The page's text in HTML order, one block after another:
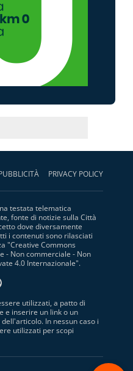
PRIVACY POLICY
testata telematica
fonte di notizie sulla Città
dove diversamente
i contenuti sono rilasciati
"Creative Commons
- Non commerciale - Non
4.0 Internazionale".
utilizzati, a patto di
e inserire un link o un
In nessun caso i
utilizzati per scopi